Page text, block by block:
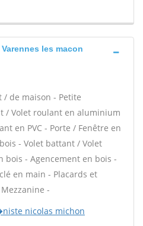
les macon
/ de maison - Petite
/ Volet roulant en aluminium
en PVC - Porte / Fenêtre en
- Volet battant / Volet
bois - Agencement en bois -
en main - Placards et
-
nicolas michon